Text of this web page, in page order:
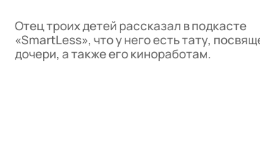
Отец троих детей рассказал в подкасте
«SmartLess», что у него есть тату,
дочери, а также его киноработам.